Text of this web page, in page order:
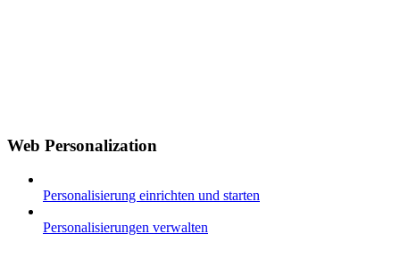
Web Personalization
Personalisierung einrichten und starten
Personalisierungen verwalten